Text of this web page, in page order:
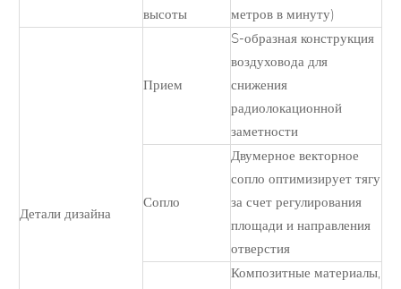
высоты
метров в минуту)
Детали дизайна
Прием
S-образная конструкция
воздуховода для
снижения
радиолокационной
заметности
Сопло
Двумерное векторное
сопло оптимизирует тягу
за счет регулирования
площади и направления
отверстия
Композитные материалы,